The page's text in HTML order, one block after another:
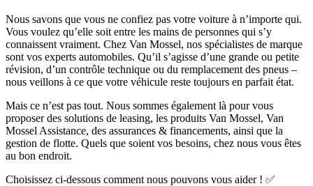
Nous savons que vous ne confiez pas votre voiture à n’importe qui.
Vous voulez qu’elle soit entre les mains de personnes qui s’y
connaissent vraiment. Chez Van Mossel, nos spécialistes de marque
sont vos experts automobiles. Qu’il s’agisse d’une grande ou petite
révision, d’un contrôle technique ou du remplacement des pneus –
nous veillons à ce que votre véhicule reste toujours en parfait état.
Mais ce n’est pas tout. Nous sommes également là pour vous
proposer des solutions de leasing, les produits Van Mossel, Van
Mossel Assistance, des assurances & financements, ainsi que la
gestion de flotte. Quels que soient vos besoins, chez nous vous êtes
au bon endroit.
Choisissez ci-dessous comment nous pouvons vous aider ! ✅